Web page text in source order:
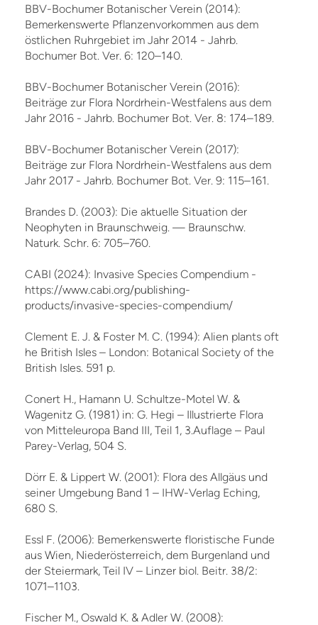
BBV-Bochumer Botanischer Verein (2014):
Bemerkenswerte Pflanzenvorkommen aus dem
östlichen Ruhrgebiet im Jahr 2014 - Jahrb.
Bochumer Bot. Ver. 6: 120–140.
BBV-Bochumer Botanischer Verein (2016):
Beiträge zur Flora Nordrhein-Westfalens aus dem
Jahr 2016 - Jahrb. Bochumer Bot. Ver. 8: 174–189.
BBV-Bochumer Botanischer Verein (2017):
Beiträge zur Flora Nordrhein-Westfalens aus dem
Jahr 2017 - Jahrb. Bochumer Bot. Ver. 9: 115–161.
Brandes D. (2003): Die aktuelle Situation der
Neophyten in Braunschweig. — Braunschw.
Naturk. Schr. 6: 705–760.
CABI (2024): Invasive Species Compendium -
https://www.cabi.org/publishing-
products/invasive-species-compendium/
Clement E. J. & Foster M. C. (1994): Alien plants oft
he British Isles – London: Botanical Society of the
British Isles. 591 p.
Conert H., Hamann U. Schultze-Motel W. &
Wagenitz G. (1981) in: G. Hegi – Illustrierte Flora
von Mitteleuropa Band III, Teil 1, 3.Auflage – Paul
Parey-Verlag, 504 S.
Dörr E. & Lippert W. (2001): Flora des Allgäus und
seiner Umgebung Band 1 – IHW-Verlag Eching,
680 S.
Essl F. (2006): Bemerkenswerte floristische Funde
aus Wien, Niederösterreich, dem Burgenland und
der Steiermark, Teil IV – Linzer biol. Beitr. 38/2:
1071–1103.
Fischer M., Oswald K. & Adler W. (2008):